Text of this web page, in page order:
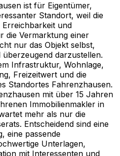
ist für Eigentümer,
Standort, weil die
Erreichbarkeit und
die Vermarktung einer
nur das Objekt selbst,
darzustellen.
Infrastruktur, Wohnlage,
Freizeitwert und die
Standortes Fahrenzhausen.
mit über 15 Jahren
Immobilienmakler in
mehr als nur die
Entscheidend sind eine
eine passende
Unterlagen,
mit Interessenten und